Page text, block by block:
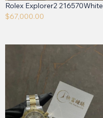
Rolex Explorer2 216570White
$67,000.00